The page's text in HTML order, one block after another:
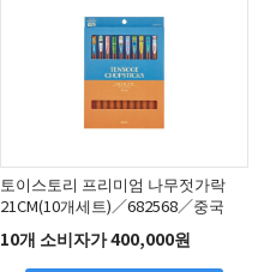
토이스토리 프리미엄 나무젓가락
21CM(10개세트)／682568／중국
10개 소비자가 400,000원